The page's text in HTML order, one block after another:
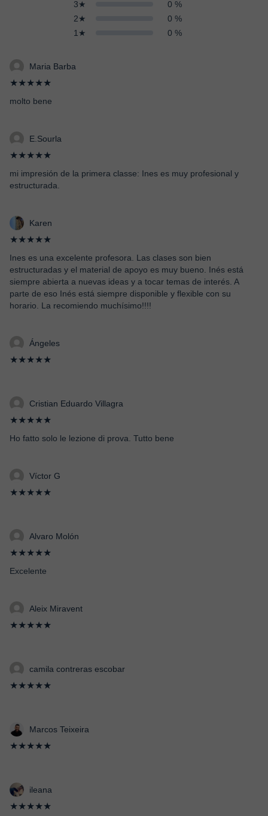
3★
0 %
2★
0 %
1★
0 %
Maria Barba
★★★★★
molto bene
E.Sourla
★★★★★
mi impresión de la primera classe: Ines es muy profesional y
estructurada.
Karen
★★★★★
Ines es una excelente profesora. Las clases son bien
estructuradas y el material de apoyo es muy bueno. Inés está
siempre abierta a nuevas ideas y a tocar temas de interés. A
parte de eso Inés está siempre disponible y flexible con su
horario. La recomiendo muchísimo!!!!
Ángeles
★★★★★
Cristian Eduardo Villagra
★★★★★
Ho fatto solo le lezione di prova. Tutto bene
Víctor G
★★★★★
Alvaro Molón
★★★★★
Excelente
Aleix Miravent
★★★★★
camila contreras escobar
★★★★★
Marcos Teixeira
★★★★★
ileana
★★★★★